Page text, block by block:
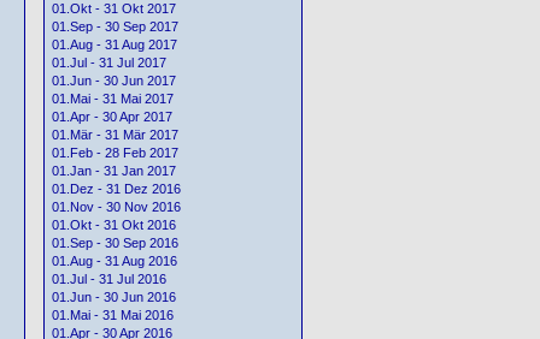
01.Okt - 31 Okt 2017
01.Sep - 30 Sep 2017
01.Aug - 31 Aug 2017
01.Jul - 31 Jul 2017
01.Jun - 30 Jun 2017
01.Mai - 31 Mai 2017
01.Apr - 30 Apr 2017
01.Mär - 31 Mär 2017
01.Feb - 28 Feb 2017
01.Jan - 31 Jan 2017
01.Dez - 31 Dez 2016
01.Nov - 30 Nov 2016
01.Okt - 31 Okt 2016
01.Sep - 30 Sep 2016
01.Aug - 31 Aug 2016
01.Jul - 31 Jul 2016
01.Jun - 30 Jun 2016
01.Mai - 31 Mai 2016
01.Apr - 30 Apr 2016